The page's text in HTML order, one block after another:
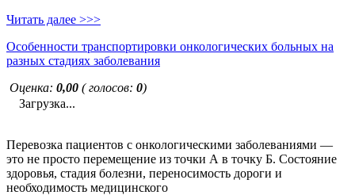
Читать далее >>>
Особенности транспортировки онкологических больных на
разных стадиях заболевания
Оценка: 0,00 ( голосов: 0)
Загрузка...
Перевозка пациентов с онкологическими заболеваниями —
это не просто перемещение из точки А в точку Б. Состояние
здоровья, стадия болезни, переносимость дороги и
необходимость медицинского